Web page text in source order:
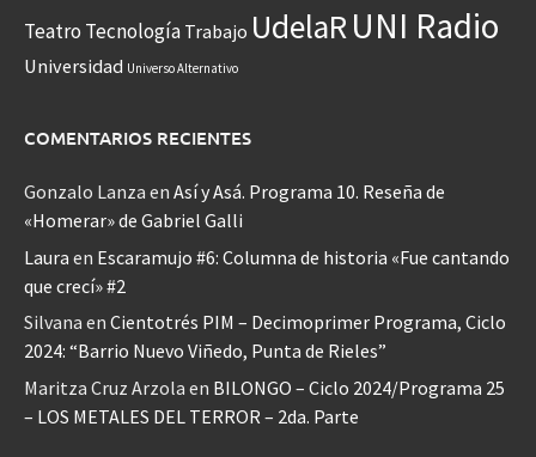
Teatro Tecnología Trabajo UdelaRUNI Radio
Universidad Universo Alternativo
COMENTARIOS RECIENTES
Gonzalo Lanza en Así y Asá. Programa 10. Reseña de
«Homerar» de Gabriel Galli
Laura en Escaramujo #6: Columna de historia «Fue cantando
que crecí» #2
Silvana en Cientotrés PIM – Decimoprimer Programa, Ciclo
2024: “Barrio Nuevo Viñedo, Punta de Rieles”
Maritza Cruz Arzola en BILONGO – Ciclo 2024/Programa 25
– LOS METALES DEL TERROR – 2da. Parte